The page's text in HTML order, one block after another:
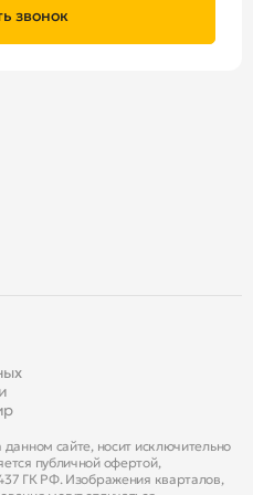
звонок
сайте, носит исключительно
публичной офертой,
ГК РФ. Изображения кварталов,